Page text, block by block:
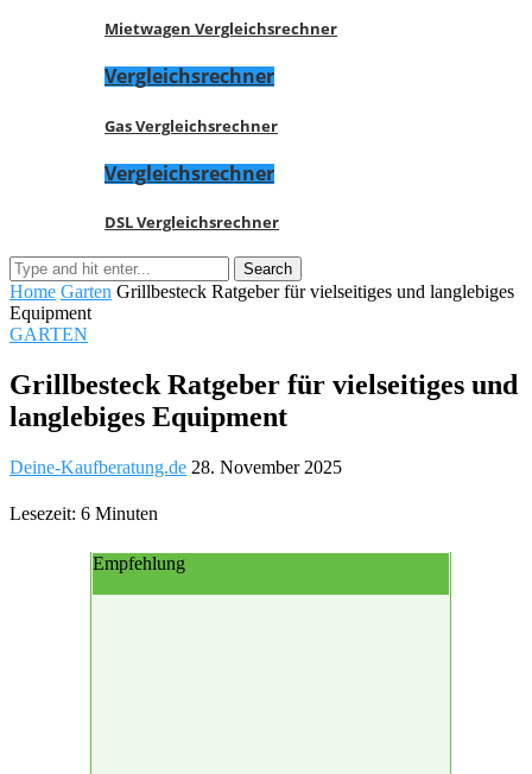
Mietwagen Vergleichsrechner
Vergleichsrechner
Gas Vergleichsrechner
Vergleichsrechner
DSL Vergleichsrechner
Home Garten Grillbesteck Ratgeber für vielseitiges und langlebiges
Equipment
GARTEN
Grillbesteck Ratgeber für vielseitiges und
langlebiges Equipment
Deine-Kaufberatung.de 28. November 2025
Lesezeit: 6 Minuten
Empfehlung